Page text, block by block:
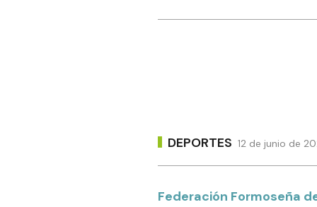
DEPORTES 12 de junio de
Federación Formoseña